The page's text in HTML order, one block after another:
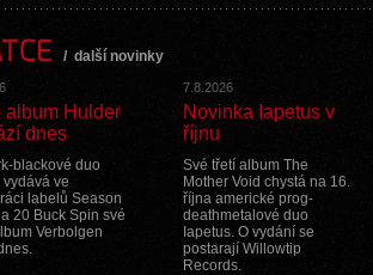
X o nebojácnosti a připravenosti na smrt... SLUT,
7. srpna v rámci populárního festivalu
/ další novinky
album Hulder
dnes
blackové duo
vydává ve
labelů Season
20 Buck Spin své
Verbolgen
7.8.2026
Novinka Iapetus v
říjnu
Své třetí album The
Mother Void chystá na 16.
října americké prog-
deathmetalové duo
Iapetus. O vydání se
postarají Willowtip
Records.